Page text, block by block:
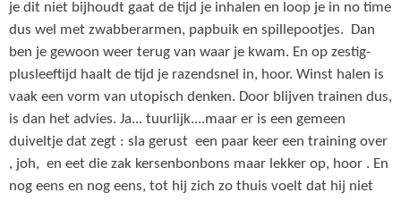
je dit niet bijhoudt gaat de tijd je inhalen en loop je in no time
dus wel met zwabberarmen, papbuik en spillepootjes. Dan
ben je gewoon weer terug van waar je kwam. En op zestig-
plusleeftijd haalt de tijd je razendsnel in, hoor. Winst halen is
vaak een vorm van utopisch denken. Door blijven trainen dus,
is dan het advies. Ja... tuurlijk....maar er is een gemeen
duiveltje dat zegt : sla gerust een paar keer een training over
, joh, en eet die zak kersenbonbons maar lekker op, hoor . En
nog eens en nog eens, tot hij zich zo thuis voelt dat hij niet